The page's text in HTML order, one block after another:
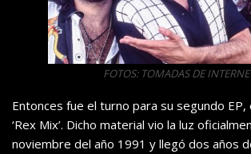
FOTOS: TOMADAS DE
Entonces fue el turno para su segundo EP,
‘Rex Mix’. Dicho material vio la luz
noviembre del año 1991 y llegó dos años